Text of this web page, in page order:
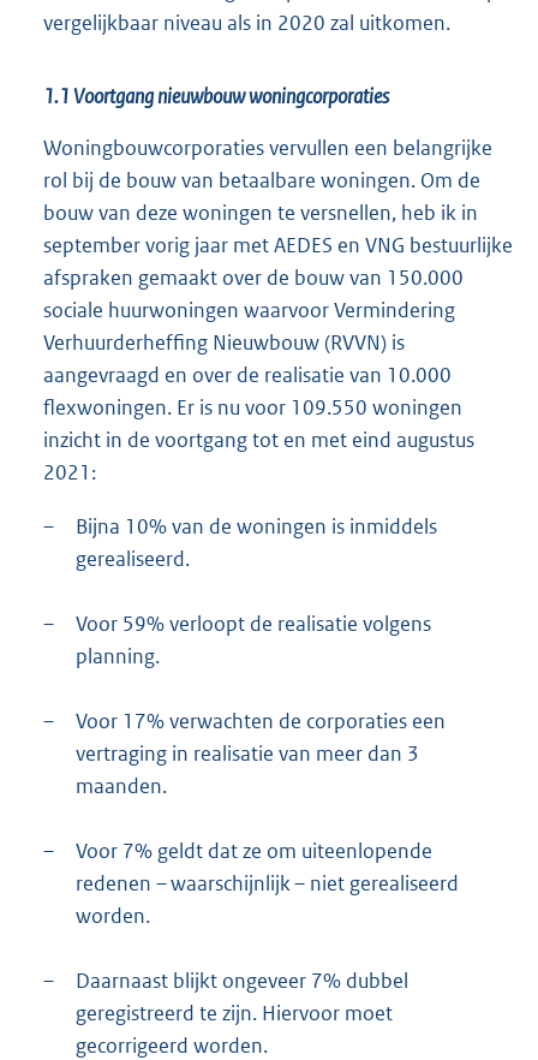
vergelijkbaar niveau als in 2020 zal uitkomen.
1.1 Voortgang nieuwbouw woningcorporaties
Woningbouwcorporaties vervullen een belangrijke
rol bij de bouw van betaalbare woningen. Om de
bouw van deze woningen te versnellen, heb ik in
september vorig jaar met AEDES en VNG bestuurlijke
afspraken gemaakt over de bouw van 150.000
sociale huurwoningen waarvoor Vermindering
Verhuurderheffing Nieuwbouw (RVVN) is
aangevraagd en over de realisatie van 10.000
flexwoningen. Er is nu voor 109.550 woningen
inzicht in de voortgang tot en met eind augustus
2021:
–
Bijna 10% van de woningen is inmiddels
gerealiseerd.
–
Voor 59% verloopt de realisatie volgens
planning.
–
Voor 17% verwachten de corporaties een
vertraging in realisatie van meer dan 3
maanden.
–
Voor 7% geldt dat ze om uiteenlopende
redenen – waarschijnlijk – niet gerealiseerd
worden.
–
Daarnaast blijkt ongeveer 7% dubbel
geregistreerd te zijn. Hiervoor moet
gecorrigeerd worden.